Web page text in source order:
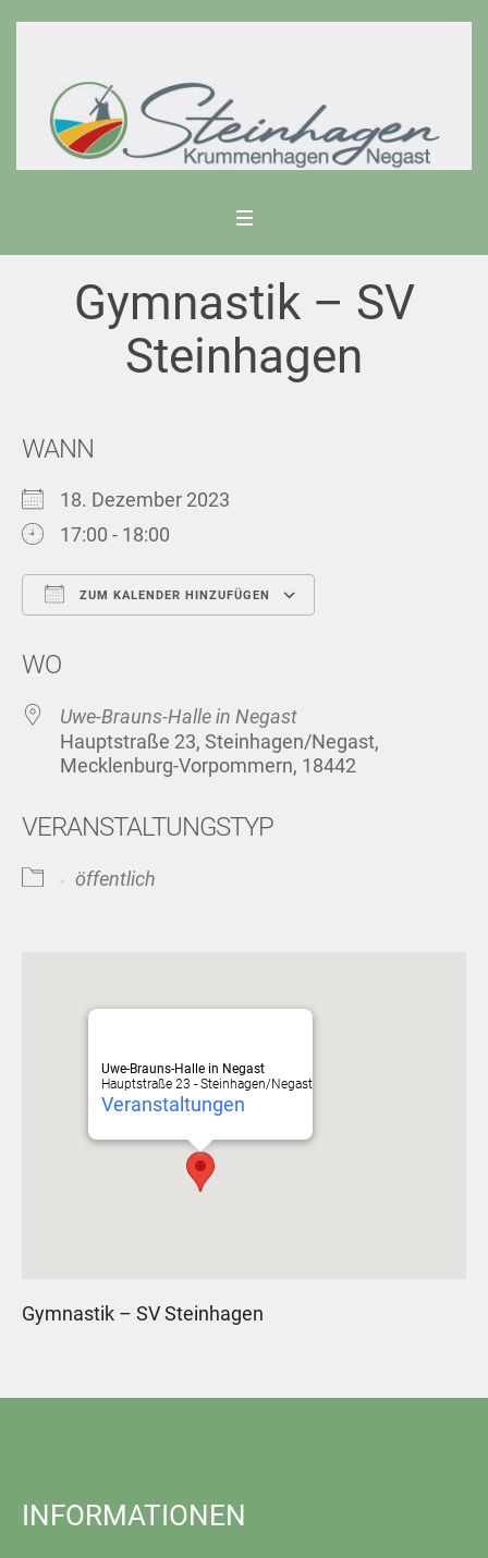
Gymnastik – SV
Steinhagen
WANN
18. Dezember 2023
17:00 - 18:00
ZUM KALENDER HINZUFÜGEN
WO
Uwe-Brauns-Halle in Negast
Hauptstraße 23, Steinhagen/Negast,
Mecklenburg-Vorpommern, 18442
VERANSTALTUNGSTYP
öffentlich
Uwe-Brauns-Halle in Negast
Hauptstraße 23 - Steinhagen/Negast
Veranstaltungen
Gymnastik – SV Steinhagen
INFORMATIONEN